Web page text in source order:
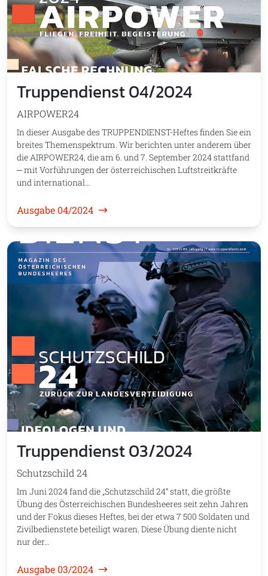
Truppendienst 04/2024
AIRPOWER24
In dieser Ausgabe des TRUPPENDIENST-Heftes finden Sie ein
breites Themenspektrum. Wir berichten unter anderem über
die AIRPOWER24, die am 6. und 7. September 2024 stattfand
‒ mit Vorführungen der österreichischen Luftstreitkräfte
und international…
Ausgabe 04/2024
Truppendienst 03/2024
Schutzschild 24
Im Juni 2024 fand die „Schutzschild 24“ statt, die größte
Übung des Österreichischen Bundesheeres seit zehn Jahren
und der Fokus dieses Heftes, bei der etwa 7 500 Soldaten und
Zivilbedienstete beteiligt waren. Diese Übung diente nicht
nur der…
Ausgabe 03/2024